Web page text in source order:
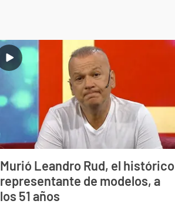
Murió Leandro Rud, el histórico
representante de modelos, a
los 51 años